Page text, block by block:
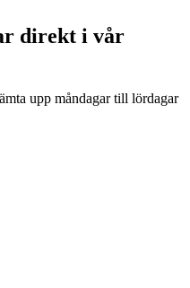
direkt i vår
upp måndagar till lördagar